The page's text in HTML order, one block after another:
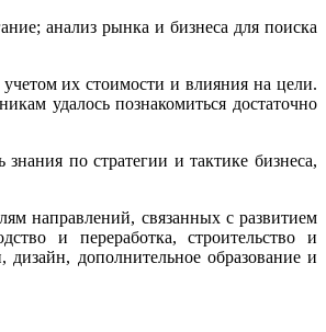
анализ рынка и бизнеса для поиска
их стоимости и влияния на цели.
удалось познакомиться достаточно
по стратегии и тактике бизнеса,
направлений, связанных с развитием
и переработка, строительство и
дополнительное образование и